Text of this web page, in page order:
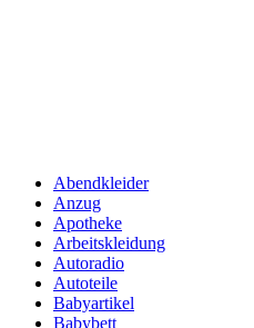
Abendkleider
Anzug
Apotheke
Arbeitskleidung
Autoradio
Autoteile
Babyartikel
Babybett